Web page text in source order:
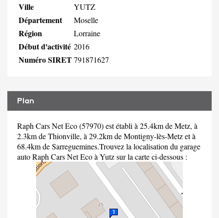
Ville YUTZ
Département Moselle
Région Lorraine
Début d'activité 2016
Numéro SIRET791871627
Plan
Raph Cars Net Eco (57970) est établi à 25.4km de Metz, à
2.3km de Thionville, à 29.2km de Montigny-lès-Metz et à
68.4km de Sarreguemines.Trouvez la localisation du garage
auto Raph Cars Net Eco à Yutz sur la carte ci-dessous :